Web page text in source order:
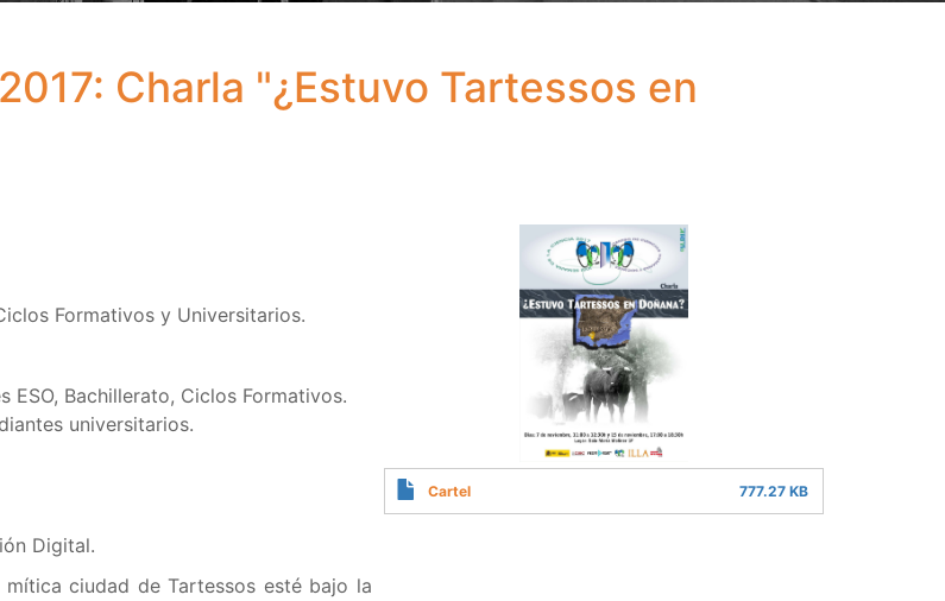
Charla "¿Estuvo Tartessos en
Formativos y Universitarios.
ESO, Bachillerato, Ciclos Formativos.
universitarios.
Digital.
ciudad de Tartessos esté bajo la
Cartel 777.27 KB